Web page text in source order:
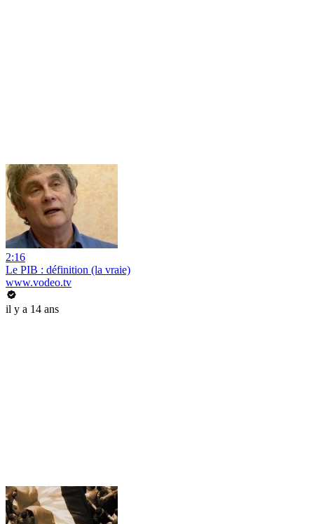
2:16
Le PIB : définition (la vraie)
www.vodeo.tv
il y a 14 ans